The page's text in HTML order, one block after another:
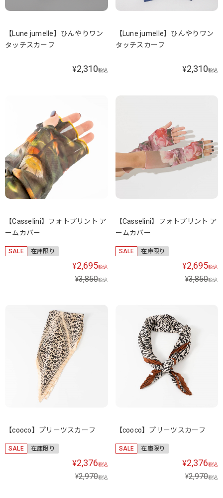
【Lune jumelle】ひんやりワン
タッチスカーフ
¥2,310税込
【Lune jumelle】ひんやりワン
タッチスカーフ
¥2,310税込
【Casselini】フォトプリント ア
ームカバー
SALE 在庫限り
¥2,695税込
¥3,850税込
【Casselini】フォトプリント ア
ームカバー
SALE 在庫限り
¥2,695税込
¥3,850税込
【cooco】プリーツスカーフ
SALE 在庫限り
¥2,376税込
¥2,970税込
【cooco】プリーツスカーフ
SALE 在庫限り
¥2,376税込
¥2,970税込